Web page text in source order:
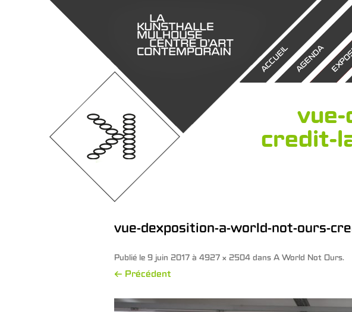
ACCUEILAGENDA
credit-
vue-dexposition-a-world-not-ours-
Publié le 9 juin 2017 à 4927 × 2504 dans A World Not Ours.
← Précédent